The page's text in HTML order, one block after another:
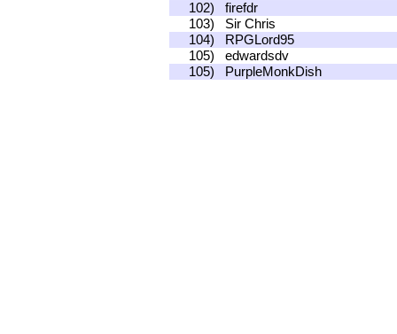
102)
firefdr
103)
Sir Chris
104)
RPGLord95
105)
edwardsdv
105)
PurpleMonkDish